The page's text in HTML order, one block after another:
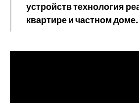
устройств технология
квартире и частном доме.